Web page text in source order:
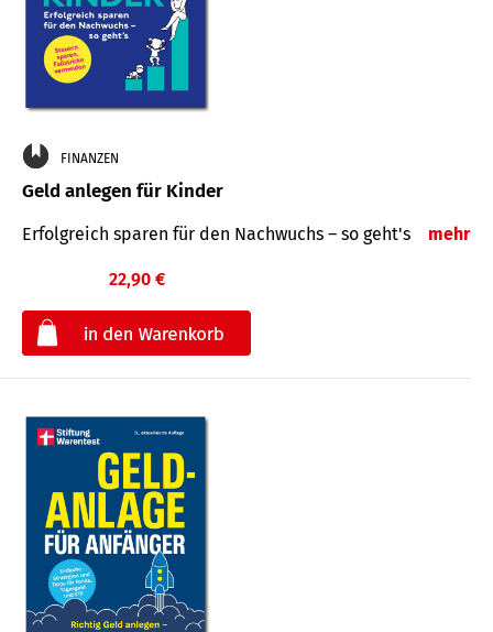
FINANZEN
Geld anlegen für Kinder
Erfolgreich sparen für den Nachwuchs – so geht's mehr
22,90 €